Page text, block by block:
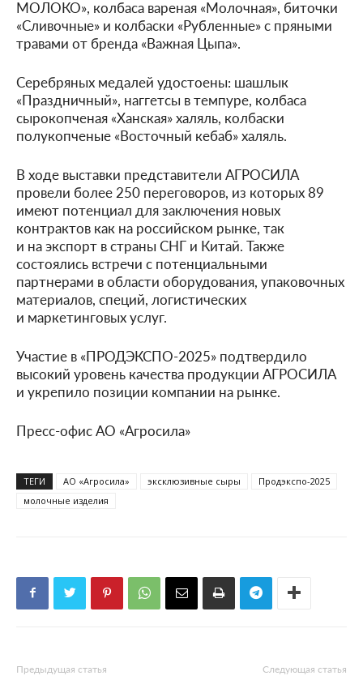
МОЛОКО», колбаса вареная «Молочная», биточки
«Сливочные» и колбаски «Рубленные» с пряными
травами от бренда «Важная Цыпа».
Серебряных медалей удостоены: шашлык
«Праздничный», наггетсы в темпуре, колбаса
сырокопченая «Ханская» халяль, колбаски
полукопченые «Восточный кебаб» халяль.
В ходе выставки представители АГРОСИЛА
провели более 250 переговоров, из которых 89
имеют потенциал для заключения новых
контрактов как на российском рынке, так
и на экспорт в страны СНГ и Китай. Также
состоялись встречи с потенциальными
партнерами в области оборудования, упаковочных
материалов, специй, логистических
и маркетинговых услуг.
Участие в «ПРОДЭКСПО-2025» подтвердило
высокий уровень качества продукции АГРОСИЛА
и укрепило позиции компании на рынке.
Пресс-офис АО «Агросила»
ТЕГИ АО «Агросила» эксклюзивные сыры
Продэкспо-2025
молочные изделия
Предыдущая статья Следующая статья